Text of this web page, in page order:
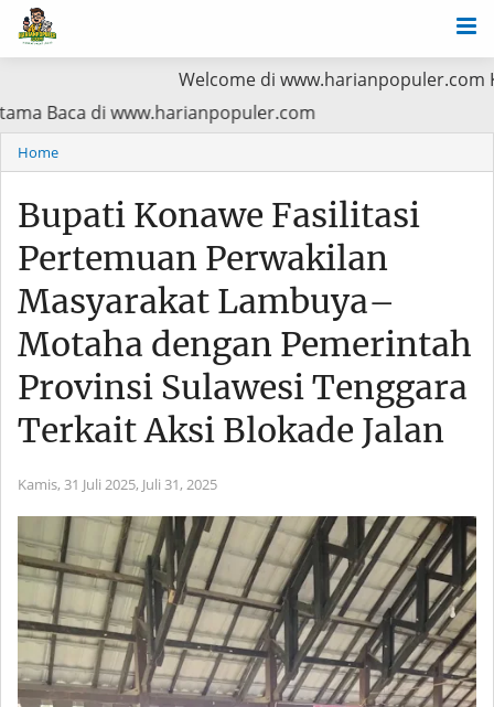
Welcome di www.harianpopuler.com
Utama Baca di www.harianpopuler.com
Home
Bupati Konawe Fasilitasi
Pertemuan Perwakilan
Masyarakat Lambuya–
Motaha dengan Pemerintah
Provinsi Sulawesi Tenggara
Terkait Aksi Blokade Jalan
Kamis, 31 Juli 2025, Juli 31, 2025